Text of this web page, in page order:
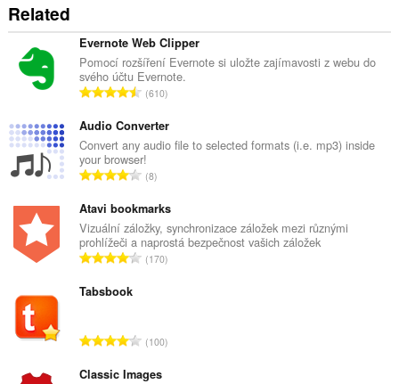
Related
Evernote Web Clipper
Pomocí rozšíření Evernote si uložte zajímavosti z webu do
svého účtu Evernote.
C
l
k
o
v
p
o
č
e
d
o
610
Audio Converter
Convert any audio file to selected formats (i.e. mp3) inside
your browser!
C
l
k
o
v
č
e
t
8
Atavi bookmarks
Vizuální záložky, synchronizace záložek mezi různými
prohlížeči a naprostá bezpečnost vašich záložek
C
v
170
Tabsbook
C
l
100
Classic Images